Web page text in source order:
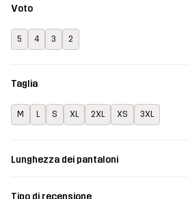
Voto
5 4 3 2
Taglia
M L S XL 2XL XS 3XL
Lunghezza dei pantaloni
Tipo di recensione